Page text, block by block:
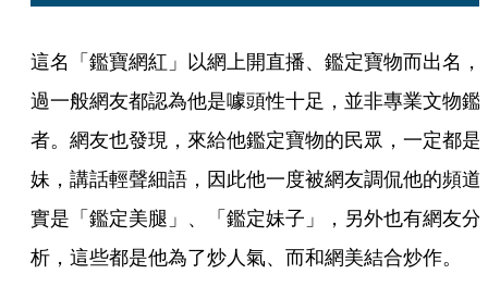
這名「鑑寶網紅」以網上開直播、鑑定寶物而出名，
過一般網友都認為他是噱頭性十足，並非專業文物鑑
者。網友也發現，來給他鑑定寶物的民眾，一定都是
妹，講話輕聲細語，因此他一度被網友調侃他的頻道
實是「鑑定美腿」、「鑑定妹子」，另外也有網友分
析，這些都是他為了炒人氣、而和網美結合炒作。